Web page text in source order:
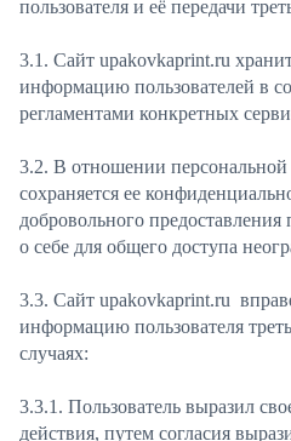
пользователя и её передачи
3.1. Сайт upakovkaprint.ru
информацию пользователей в
регламентами конкретных
3.2. В отношении
сохраняется ее
добровольного
о себе для общего доступа
3.3. Сайт upakovkaprint.ru
информацию пользователя
случаях:
3.3.1. Пользователь выразил
действия, путем согласия